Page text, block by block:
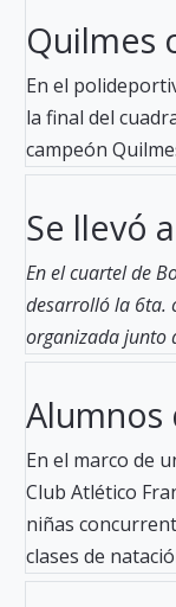
Quilmes
En el
la final del
campeón
Se llevó
En el cuartel de
desarrolló la 6ta.
organizada junto
Alumnos
En el marco de
Club Atlético
niñas
clases de